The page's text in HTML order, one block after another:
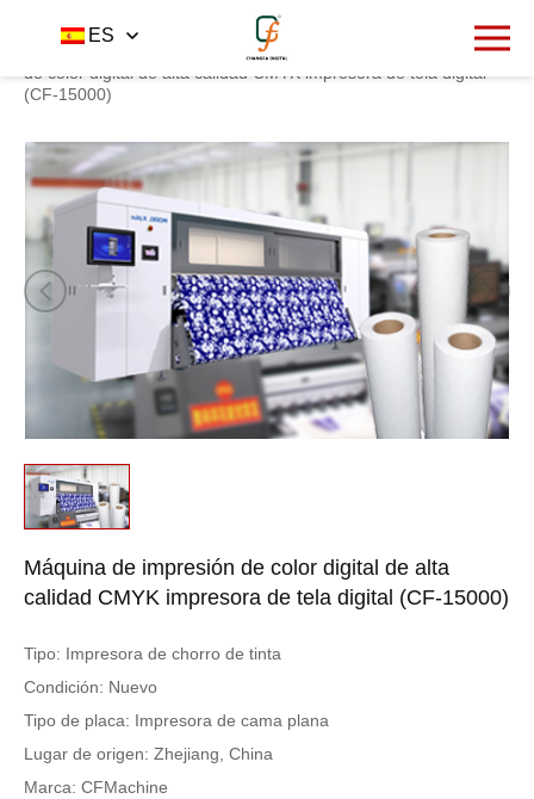
ES
Inicio Impresora
Máquina de impresión
de color digital de alta calidad CMYK impresora de tela digital
(CF-15000)
Máquina de impresión de color digital de alta
calidad CMYK impresora de tela digital (CF-15000)
Tipo: Impresora de chorro de tinta
Condición: Nuevo
Tipo de placa: Impresora de cama plana
Lugar de origen: Zhejiang, China
Marca: CFMachine